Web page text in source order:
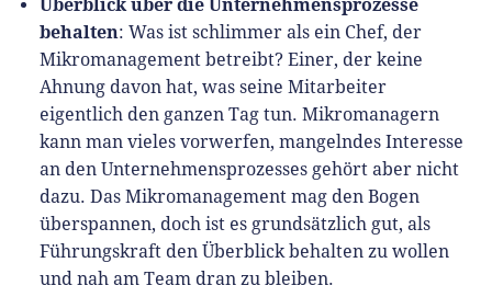
behalten: Was ist schlimmer als ein Chef, der
Mikromanagement betreibt? Einer, der keine
Ahnung davon hat, was seine Mitarbeiter
eigentlich den ganzen Tag tun. Mikromanagern
kann man vieles vorwerfen, mangelndes Interesse
an den Unternehmensprozesses gehört aber nicht
dazu. Das Mikromanagement mag den Bogen
überspannen, doch ist es grundsätzlich gut, als
Führungskraft den Überblick behalten zu wollen
und nah am Team dran zu bleiben.